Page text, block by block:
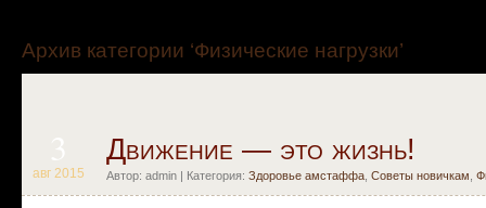
Архив категории ‘Физические нагрузки’
авг 2015
Движение — это жизнь!
Автор: admin | Категория: Здоровье амстаффа Советы новичкам